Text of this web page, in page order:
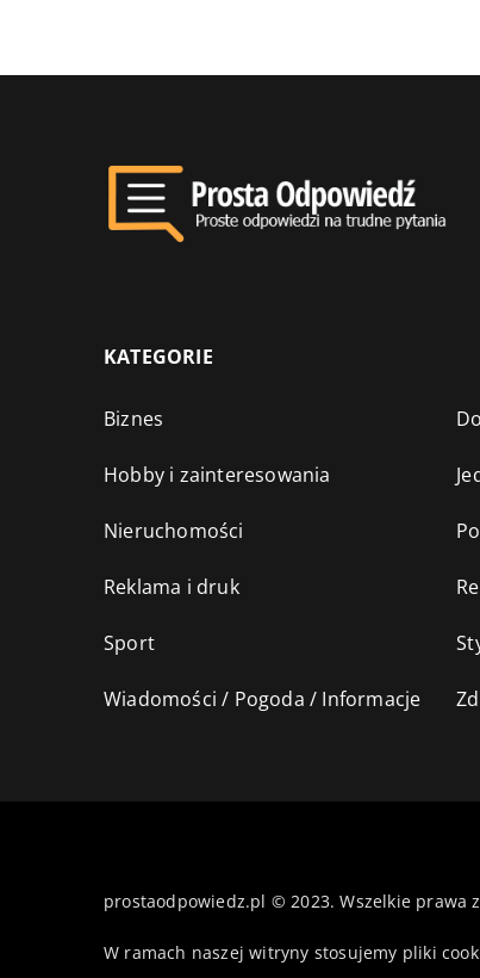
KATEGORIE
Biznes
Hobby i zainteresowania
Nieruchomości
Reklama i druk
Sport
Wiadomości / Pogoda / Informacje
prostaodpowiedz.pl © 2023. Wszelkie prawa
W ramach naszej witryny stosujemy pliki